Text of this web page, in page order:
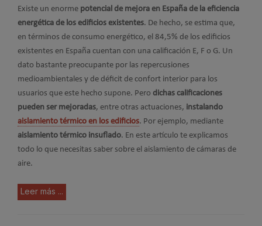
Existe un enorme potencial de mejora en España de la eficiencia
energética de los edificios existentes. De hecho, se estima que,
en términos de consumo energético, el 84,5% de los edificios
existentes en España cuentan con una calificación E, F o G. Un
dato bastante preocupante por las repercusiones
medioambientales y de déficit de confort interior para los
usuarios que este hecho supone. Pero dichas calificaciones
pueden ser mejoradas, entre otras actuaciones, instalando
aislamiento térmico en los edificios. Por ejemplo, mediante
aislamiento térmico insuflado. En este artículo te explicamos
todo lo que necesitas saber sobre el aislamiento de cámaras de
aire.
Leer más ...